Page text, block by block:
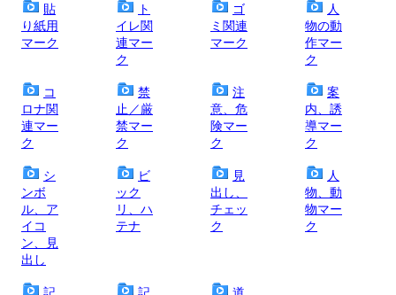
貼
り紙用
マーク
ト
イレ関
連マー
ク
ゴ
ミ関連
マーク
人
物の動
作マー
ク
コ
ロナ関
連マー
ク
禁
止／厳
禁マー
ク
注
意、危
険マー
ク
案
内、誘
導マー
ク
シ
ンボ
ル、ア
イコ
ン、見
出し
ビ
ック
リ、ハ
テナ
見
出し、
チェッ
ク
人
物、動
物マー
ク